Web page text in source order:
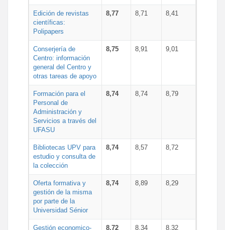
Edición de revistas
científicas:
Polipapers
8,77 8,71 8,41
Conserjería de
Centro: información
general del Centro y
otras tareas de apoyo
8,75 8,91 9,01
Formación para el
Personal de
Administración y
Servicios a través del
UFASU
8,74 8,74 8,79
Bibliotecas UPV para
estudio y consulta de
la colección
8,74 8,57 8,72
Oferta formativa y
gestión de la misma
por parte de la
Universidad Sénior
8,74 8,89 8,29
Gestión economico- 8,72 8,34 8,32